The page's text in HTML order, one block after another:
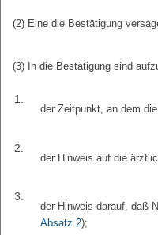
(2) Eine die Bestätigung
(3) In die Bestätigung sind
1.
der Zeitpunkt, an dem
2.
der Hinweis auf die
3.
der Hinweis darauf, daß
Absatz 2);